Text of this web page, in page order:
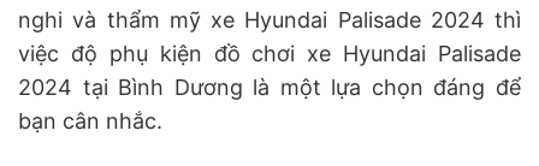
nghi và thẩm mỹ xe Hyundai Palisade 2024 thì
việc độ phụ kiện đồ chơi xe Hyundai Palisade
2024 tại Bình Dương là một lựa chọn đáng để
bạn cân nhắc.